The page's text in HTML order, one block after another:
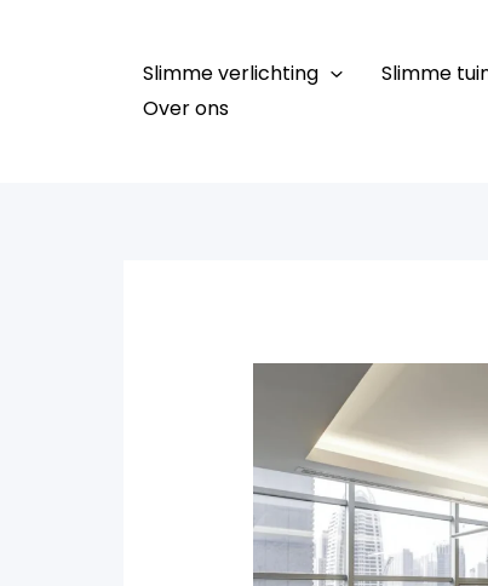
Slimme verlichting Slimme
Over ons